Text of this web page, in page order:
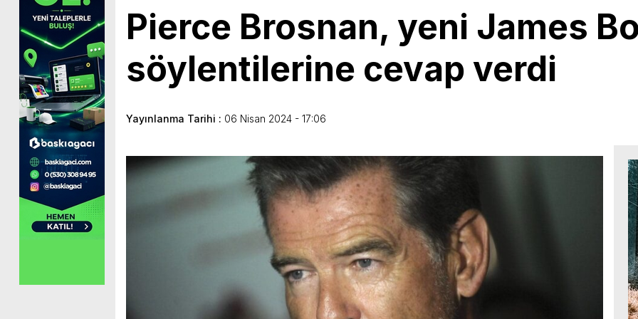
Pierce Brosnan, yeni James
söylentilerine cevap verdi
Yayınlanma Tarihi : 06 Nisan 2024 - 17:06